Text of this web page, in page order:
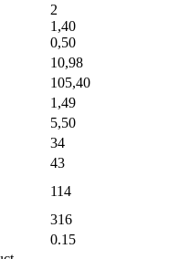
2
1,40
0,50
10,98
105,40
1,49
5,50
34
43
114
316
0.15